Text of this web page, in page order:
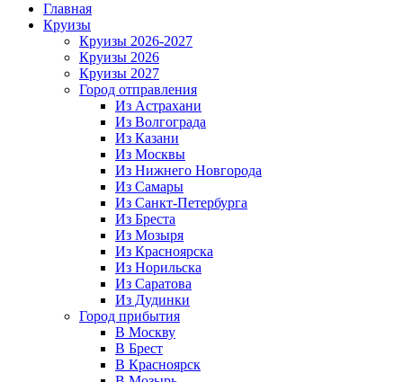
Главная
Круизы
Круизы 2026-2027
Круизы 2026
Круизы 2027
Город отправления
Из Астрахани
Из Волгограда
Из Казани
Из Москвы
Из Нижнего Новгорода
Из Самары
Из Санкт-Петербурга
Из Бреста
Из Мозыря
Из Красноярска
Из Норильска
Из Саратова
Из Дудинки
Город прибытия
В Москву
В Брест
В Красноярск